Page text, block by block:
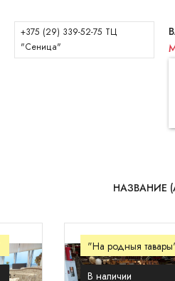
+375 (29) 339-52-75 ТЦ
"Сеница"
"На родныя
В наличии